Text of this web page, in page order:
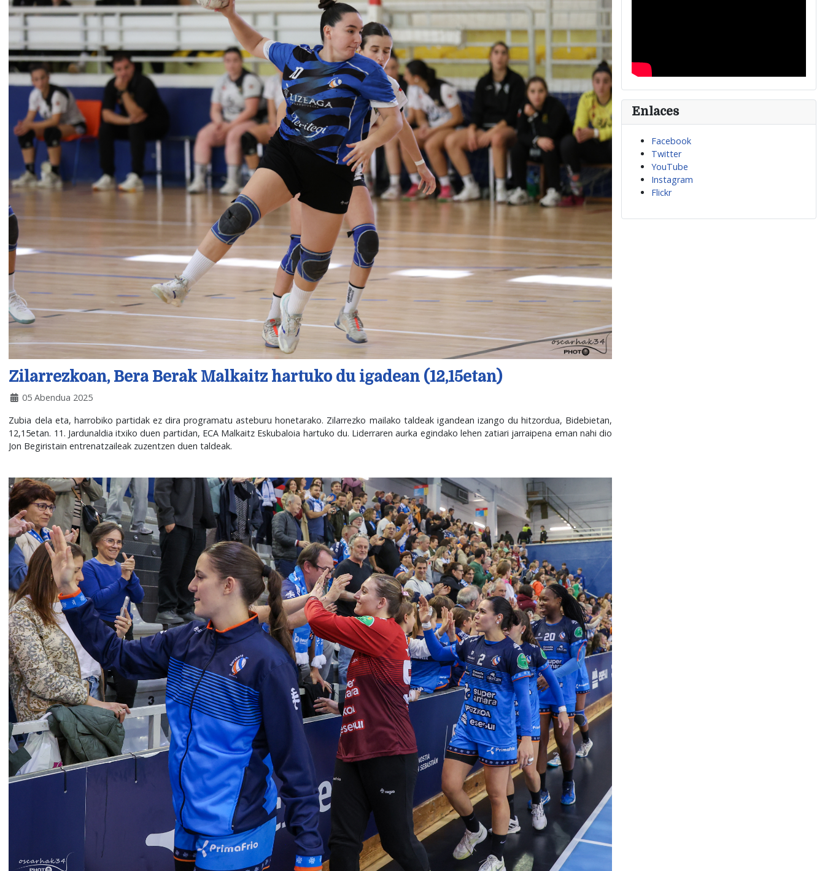
Zilarrezkoan, Bera Berak Malkaitz hartuko du igadean (12,15etan)
05 Abendua 2025
Zubia dela eta, harrobiko partidak ez dira programatu asteburu honetarako. Zilarrezko mailako taldeak igandean izango du hitzordua, Bidebietan,
12,15etan. 11. Jardunaldia itxiko duen partidan, ECA Malkaitz Eskubaloia hartuko du. Liderraren aurka egindako lehen zatiari jarraipena eman nahi dio
Jon Begiristain entrenatzaileak zuzentzen duen taldeak.
Enlaces
Facebook
Twitter
YouTube
Instagram
Flickr